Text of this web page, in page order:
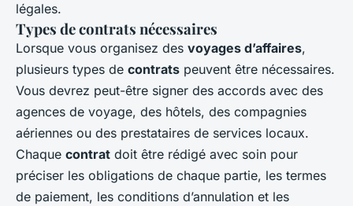
légales.
Types de contrats nécessaires
Lorsque vous organisez des voyages d’affaires,
plusieurs types de contrats peuvent être nécessaires.
Vous devrez peut-être signer des accords avec des
agences de voyage, des hôtels, des compagnies
aériennes ou des prestataires de services locaux.
Chaque contrat doit être rédigé avec soin pour
préciser les obligations de chaque partie, les termes
de paiement, les conditions d’annulation et les